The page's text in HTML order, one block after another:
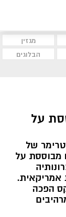
מגזין
הבלוגים
על
של
מבוססת על
אמריקאית.
ונטפליקס הפכה